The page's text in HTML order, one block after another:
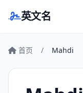
英文名
首页 / Mahdi